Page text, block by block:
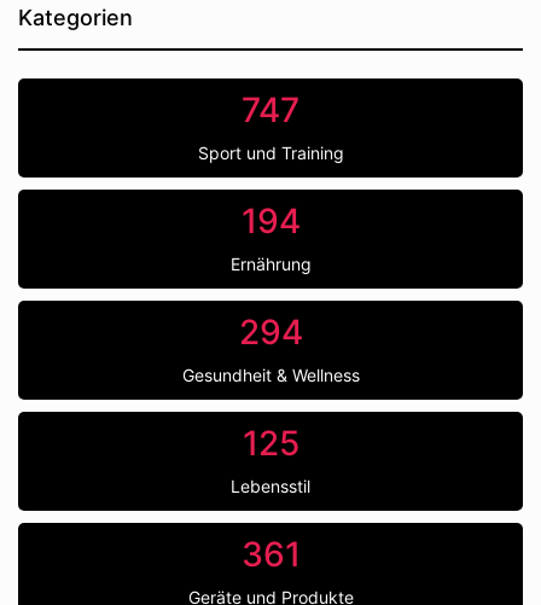
Kategorien
747
Sport und Training
194
Ernährung
294
Gesundheit & Wellness
125
Lebensstil
361
Geräte und Produkte